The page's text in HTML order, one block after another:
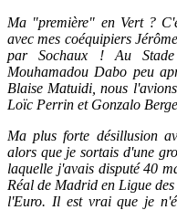
Ma "première" en Vert ?
avec mes coéquipiers
par Sochaux ! Au
Mouhamadou Dabo peu
Blaise Matuidi, nous
Loïc Perrin et Gonzalo
Ma plus forte désillusion
alors que je sortais d'une
laquelle j'avais disputé 40
Réal de Madrid en Ligue
l'Euro. Il est vrai que je